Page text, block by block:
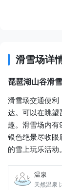
琵琶湖山
滑雪场详
琵琶湖山谷滑
滑雪场交通便
达。可以在眺望
趣。滑雪场内有
银色绝景尽收眼
的雪上玩乐活动。
温泉
天然温泉